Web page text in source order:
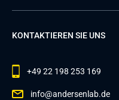
KONTAKTIEREN SIE UNS
+49 22 198 253 169
info@andersenlab.de